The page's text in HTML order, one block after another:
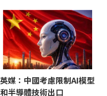
英媒：中國考慮限制AI模型
和半導體技術出口